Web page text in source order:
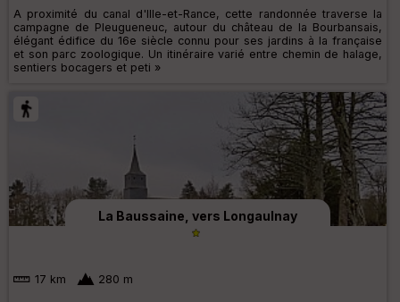
A proximité du canal d'Ille-et-Rance, cette randonnée traverse la
campagne de Pleugueneuc, autour du château de la Bourbansais,
élégant édifice du 16e siècle connu pour ses jardins à la française
et son parc zoologique. Un itinéraire varié entre chemin de halage,
sentiers bocagers et peti »
La Baussaine, vers Longaulnay
17 km 280 m